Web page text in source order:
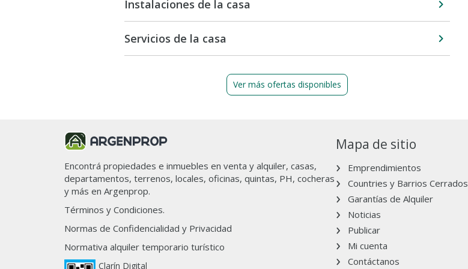
Instalaciones de la casa
Servicios de la casa
Ver más ofertas disponibles
Encontrá propiedades e inmuebles en venta y alquiler, casas,
departamentos, terrenos, locales, oficinas, quintas, PH, cocheras
y más en Argenprop.
Términos y Condiciones.
Normas de Confidencialidad y Privacidad
Normativa alquiler temporario turístico
Clarín Digital
Mapa de sitio
Emprendimientos
Countries y Barrios Cerrados
Garantías de Alquiler
Noticias
Publicar
Mi cuenta
Contáctanos